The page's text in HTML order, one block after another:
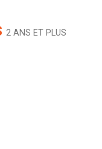
2 ANS ET PLUS